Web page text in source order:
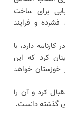
برای ساخت
فشرده و فرایند
دارد، با
کرد که این
خوزستان خواهد
کرد و آن را
گذشته دانست.